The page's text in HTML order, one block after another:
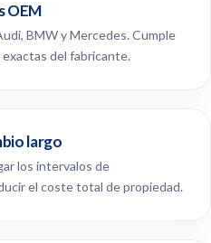
OEM
BMW y Mercedes. Cumple
del fabricante.
largo
los intervalos de
el coste total de propiedad.